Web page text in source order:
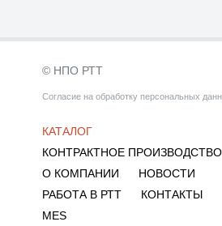
© НПО РТТ
Согласие на обработку персональных
КАТАЛОГ
КОНТРАКТНОЕ ПРОИЗВОДСТВО
О КОМПАНИИ
НОВОСТИ
РАБОТА В РТТ
КОНТАКТЫ
MES